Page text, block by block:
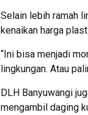
Selain lebih ramah
kenaikan harga
“Ini bisa menjadi
lingkungan. Atau
DLH Banyuwangi
mengambil daging